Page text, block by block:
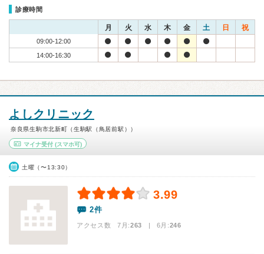
診療時間
月 火 水 木 金 土 日 祝
09:00-12:00
14:00-16:30
よしクリニック
奈良県生駒市北新町（生駒駅（鳥居前駅））
マイナ受付 (スマホ可)
土曜（〜13:30）
3.99
2件
アクセス数 7月:263 | 6月:246